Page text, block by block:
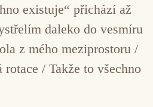
existuje“ přichází až
daleko do vesmíru
z mého meziprostoru /
/ Takže to všechno